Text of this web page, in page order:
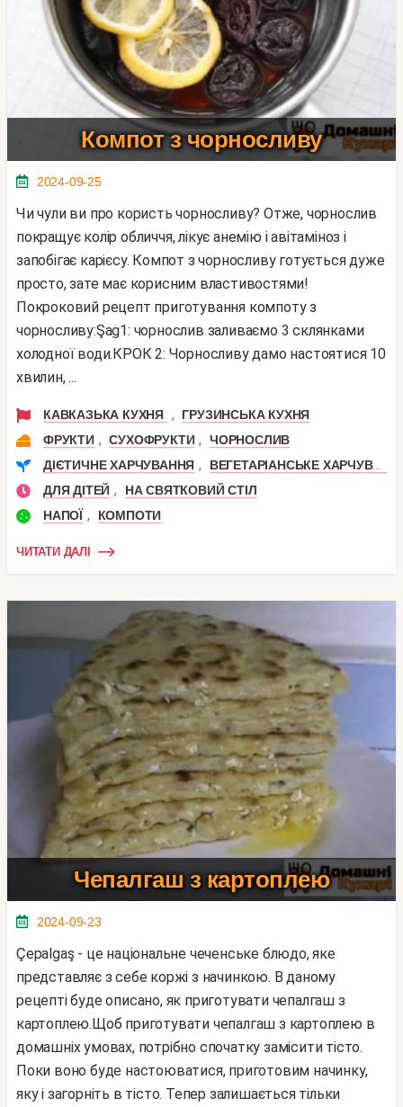
Компот з чорносливу
2024-09-25
Чи чули ви про користь чорносливу? Отже, чорнослив
покращує колір обличчя, лікує анемію і авітаміноз і
запобігає карієсу. Компот з чорносливу готується дуже
просто, зате має корисним властивостями!
Покроковий рецепт приготування компоту з
чорносливу:Şag1: чорнослив заливаємо 3 склянками
холодної води.КРОК 2: Чорносливу дамо настоятися 10
хвилин, ...
КАВКАЗЬКА КУХНЯ ,
ГРУЗИНСЬКА КУХНЯ
ФРУКТИ , СУХОФРУКТИ ,
ЧОРНОСЛИВ
ДІЄТИЧНЕ ХАРЧУВАННЯ ,
ВЕГЕТАРІАНСЬКЕ ХАРЧУВАННЯ
ДЛЯ ДІТЕЙ ,
НА СВЯТКОВИЙ СТІЛ
НАПОЇ , КОМПОТИ
ЧИТАТИ ДАЛІ
Чепалгаш з картоплею
2024-09-23
Çepalgaş - це національне чеченське блюдо, яке
представляє з себе коржі з начинкою. В даному
рецепті буде описано, як приготувати чепалгаш з
картоплею.Щоб приготувати чепалгаш з картоплею в
домашніх умовах, потрібно спочатку замісити тісто.
Поки воно буде настоюватися, приготовим начинку,
яку і загорніть в тісто. Тепер залишається тільки